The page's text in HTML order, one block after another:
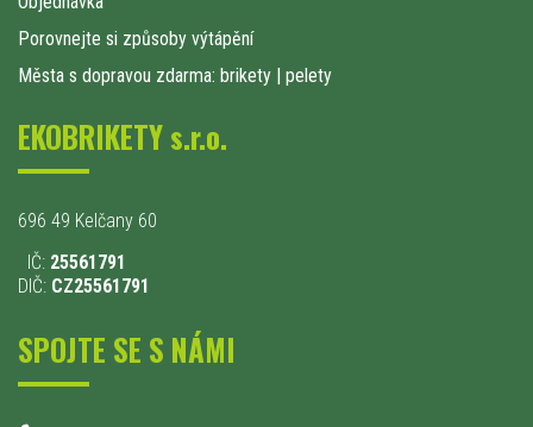
Porovnejte si způsoby výtápění
Města s dopravou zdarma: brikety | pelety
EKOBRIKETY s.r.o.
696 49 Kelčany 60
IČ: 25561791
DIČ: CZ25561791
SPOJTE SE S NÁMI